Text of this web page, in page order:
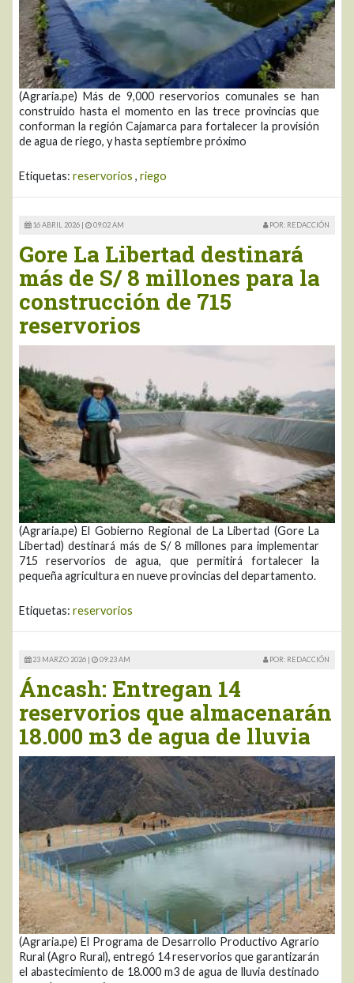
(Agraria.pe) Más de 9,000 reservorios comunales se han
construido hasta el momento en las trece provincias que
conforman la región Cajamarca para fortalecer la provisión
de agua de riego, y hasta septiembre próximo
Etiquetas: reservorios , riego
16 ABRIL 2026 | 09:02 AM POR: REDACCIÓN
Gore La Libertad destinará
más de S/ 8 millones para la
construcción de 715
reservorios
(Agraria.pe) El Gobierno Regional de La Libertad (Gore La
Libertad) destinará más de S/ 8 millones para implementar
715 reservorios de agua, que permitirá fortalecer la
pequeña agricultura en nueve provincias del departamento.
Etiquetas: reservorios
23 MARZO 2026 | 09:23 AM POR: REDACCIÓN
Áncash: Entregan 14
reservorios que almacenarán
18.000 m3 de agua de lluvia
(Agraria.pe) El Programa de Desarrollo Productivo Agrario
Rural (Agro Rural), entregó 14 reservorios que garantizarán
el abastecimiento de 18.000 m3 de agua de lluvia destinado